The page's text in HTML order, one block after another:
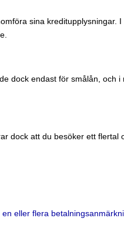
sina kreditupplysningar.
de dock endast för smålån, och
dock att du besöker ett flertal
eller flera